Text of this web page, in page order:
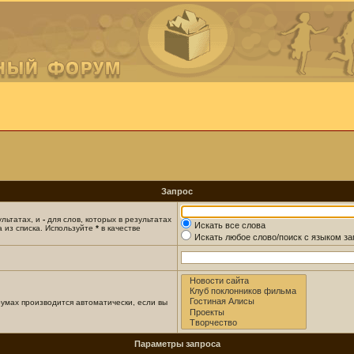
Запрос
и - для слов, которых в результатах
списка. Используйте * в качестве
Искать все слова
Искать любое слово/поиск с языком
производится автоматически, если вы
Параметры запроса